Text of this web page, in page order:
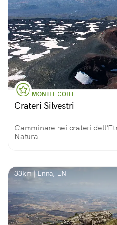
MONTI E COLLI
Crateri Silvestri
Camminare nei crateri
Natura
33km | Enna, EN